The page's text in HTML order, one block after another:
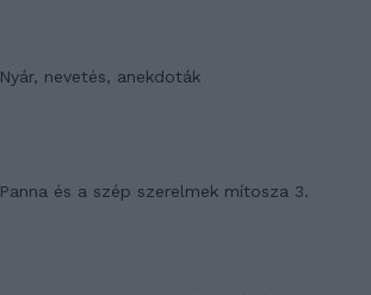
Nyár, nevetés, anekdoták
Panna és a szép szerelmek mítosza 3.